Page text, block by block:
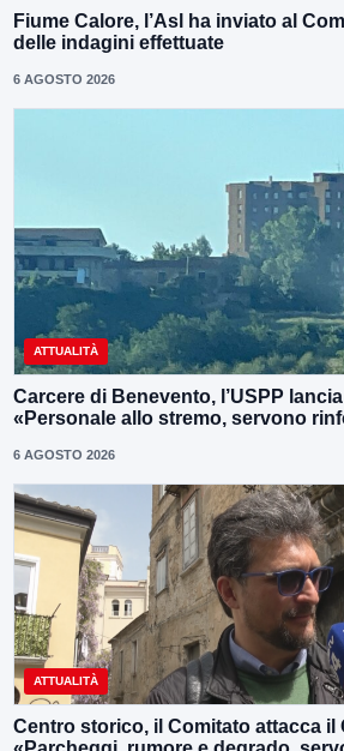
Fiume Calore, l’Asl ha inviato al
delle indagini effettuate
6 AGOSTO 2026
ATTUALITÀ
Carcere di Benevento, l’USPP lancia
«Personale allo stremo, servono
6 AGOSTO 2026
ATTUALITÀ
Centro storico, il Comitato attacca il